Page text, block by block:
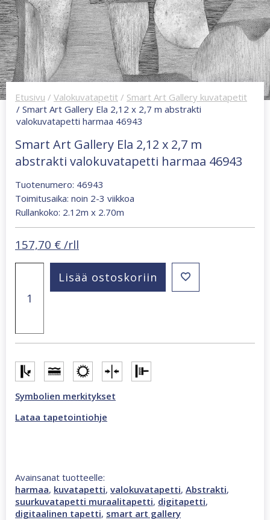
Etusivu / Valokuvatapetit / Smart Art Gallery kuvatapetit
/ Smart Art Gallery Ela 2,12 x 2,7 m abstrakti
valokuvatapetti harmaa 46943
Smart Art Gallery Ela 2,12 x 2,7 m
abstrakti valokuvatapetti harmaa 46943
Tuotenumero: 46943
Toimitusaika: noin 2-3 viikkoa
Rullankoko: 2.12m x 2.70m
157,70 € /rll
Gallery
2,7
abstrakti
valokuvatapetti
46943
määrä
Lisää ostoskoriin
Symbolien merkitykset
Lataa tapetointiohje
Avainsanat tuotteelle:
harmaa, kuvatapetti, valokuvatapetti, Abstrakti,
suurkuvatapetti muraalitapetti, digitapetti,
digitaalinen tapetti, smart art gallery